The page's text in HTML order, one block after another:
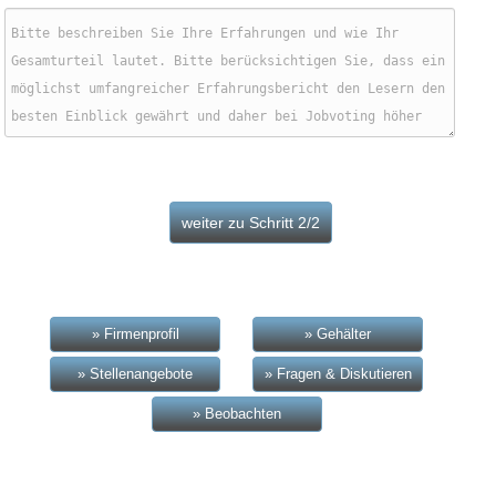
» Firmenprofil » Gehälter
» Stellenangebote » Fragen & Diskutieren
» Beobachten